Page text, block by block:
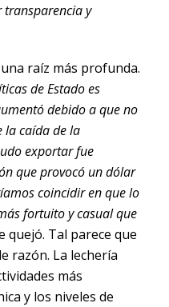
transparencia y
raíz más profunda.
de Estado es
debido a que no
la caída de la
exportar fue
que provocó un dólar
coincidir en que lo
fortuito y casual que
quejó. Tal parece que
razón. La lechería
más
y los niveles de